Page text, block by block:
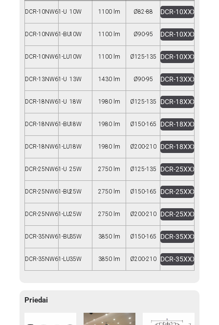
DCR-10NW61-U 10W 1100 lm Ø82-88 DCR-10XXX1-U.zip
DCR-10NW61-BU10W 1100 lm Ø90-95 DCR-10XXX1-
DCR-10NW61-LU10W 1100 lm Ø125-135 DCR-10XXX1-
DCR-13NW61-U 13W 1430 lm Ø90-95 DCR-13XXX1-U.zip
DCR-18NW61-U 18W 1980 lm Ø125-135 DCR-18XXX1-U.zip
DCR-18NW61-BU18W 1980 lm Ø150-165 DCR-18XXX1-
DCR-18NW61-LU18W 1980 lm Ø200-210 DCR-18XXX1-
DCR-25NW61-U 25W 2750 lm Ø125-135 DCR-25XXX1-U.zip
DCR-25NW61-BU25W 2750 lm Ø150-165 DCR-25XXX1-
DCR-25NW61-LU25W 2750 lm Ø200-210 DCR-25XXX1-
DCR-35NW61-BU35W 3850 lm Ø150-165 DCR-35XXX1-
DCR-35NW61-LU35W 3850 lm Ø200-210 DCR-35XXX1-
Priedai